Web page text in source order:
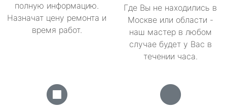
полную информацию.
Назначат цену ремонта и
время работ.
Где Вы не находились в
Москве или области -
наш мастер в любом
случае будет у Вас в
течении часа.